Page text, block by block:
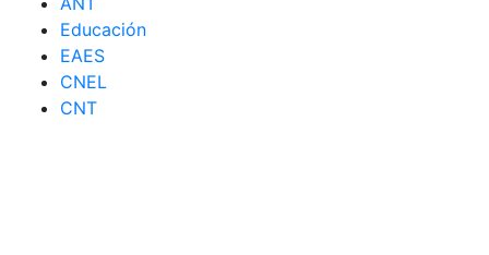
Educación
EAES
CNEL
CNT